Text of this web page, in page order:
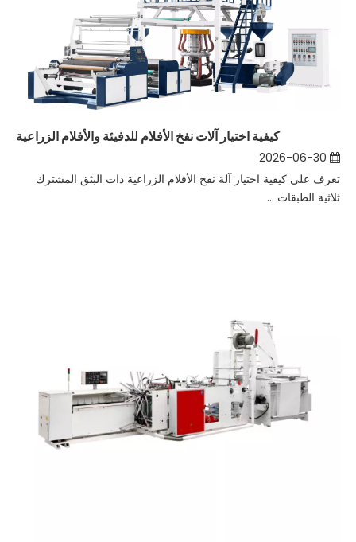
كيفية اختيار آلات نفخ الأفلام للدفيئة والأفلام الزراعية
تعرف على كيفية اختيار آلة نفخ الأفلام الزراعية ذات البثق المشترك
ثلاثية الطبقات ...